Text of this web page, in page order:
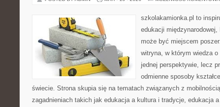
szkolakamionka.pl to
edukacji
może być miejscem
witryna, w którym wiedza
jednej perspektywie, lecz
odmienne sposoby
świecie. Strona skupia się na tematach związanych z
zagadnieniach takich jak edukacja a kultura i tradycje, edukacja